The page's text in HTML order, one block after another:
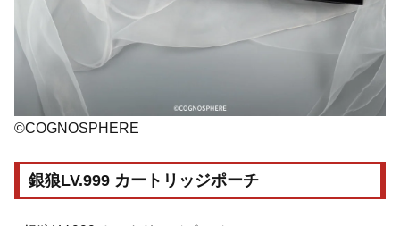
©COGNOSPHERE
銀狼LV.999 カートリッジポーチ